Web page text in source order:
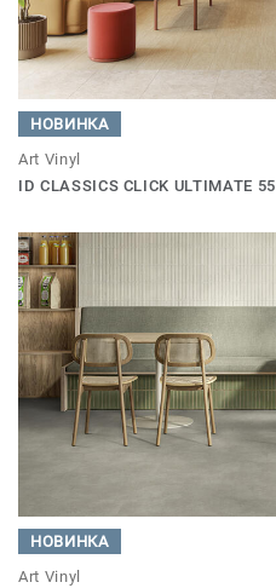
НОВИНКА
Art Vinyl
ID CLASSICS CLICK ULTIMATE 55
НОВИНКА
Art Vinyl